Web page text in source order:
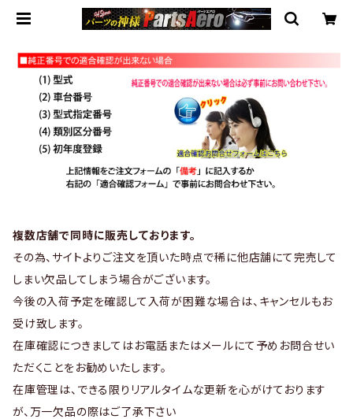
複数店舗で同時に販売しております。
その為、サイトよりご注文を頂いた時点で稀に他店舗にて完売して
しまい欠品してしまう場合がございます。
今後の入荷予定を確認して入荷が困難な場合は、キャンセルもお
受け致します。
在庫確認につきましてはお電話またはメールにて予めお問合せい
ただくことをお勧めいたします。
在庫管理は、できる限りリアルタイムな更新を心がけております
が、万一欠品の際はご了承下さい